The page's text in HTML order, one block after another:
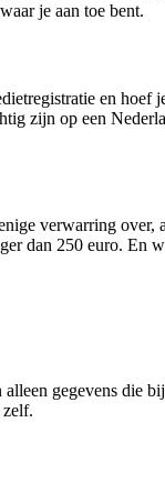
je aan toe bent.
en hoef
zijn op een
verwarring over,
dan 250 euro. En
gegevens die